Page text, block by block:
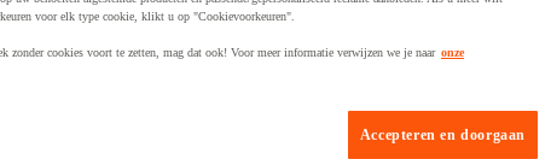
voor elk type cookie, klikt u op "Cookievoorkeuren".
zonder cookies voort te zetten, mag dat ook! Voor meer informatie verwijzen we je naar onze
Accepteren en doorgaan